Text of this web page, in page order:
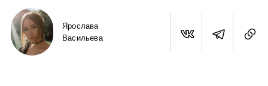
Ярослава
Васильева